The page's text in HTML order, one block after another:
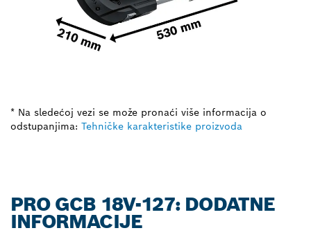
* Na sledećoj vezi se može pronaći više informacija o
odstupanjima: Tehničke karakteristike proizvoda
PRO GCB 18V-127: DODATNE
INFORMACIJE